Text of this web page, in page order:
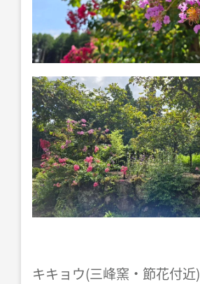
キキョウ(三峰窯・節花付近)